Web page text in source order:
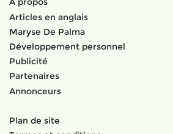
Articles en anglais
Maryse De Palma
Développement personnel
Publicité
Partenaires
Annonceurs
Plan de site